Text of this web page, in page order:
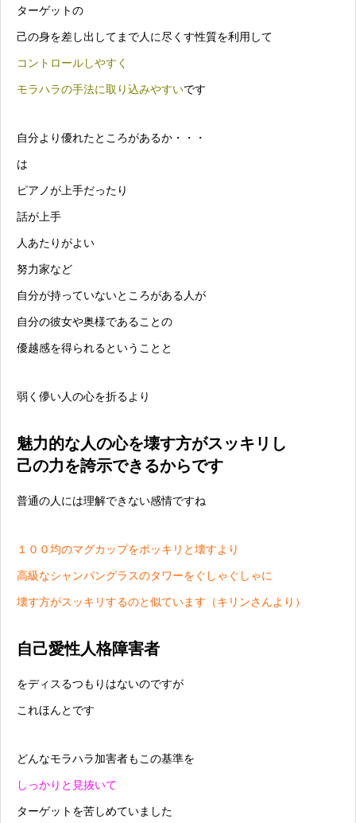
ターゲットの
己の身を差し出してまで人に尽くす性質を利用して
コントロールしやすく
モラハラの手法に取り込みやすいです
自分より優れたところがあるか・・・
は
ピアノが上手だったり
話が上手
人あたりがよい
努力家など
自分が持っていないところがある人が
自分の彼女や奥様であることの
優越感を得られるということと
弱く儚い人の心を折るより
魅力的な人の心を壊す方がスッキリし
己の力を誇示できるからです
普通の人には理解できない感情ですね
１００均のマグカップをポッキリと壊すより
高級なシャンパングラスのタワーをぐしゃぐしゃに
壊す方がスッキリするのと似ています（キリンさんより）
自己愛性人格障害者
をディスるつもりはないのですが
これほんとです
どんなモラハラ加害者もこの基準を
しっかりと見抜いて
ターゲットを苦しめていました